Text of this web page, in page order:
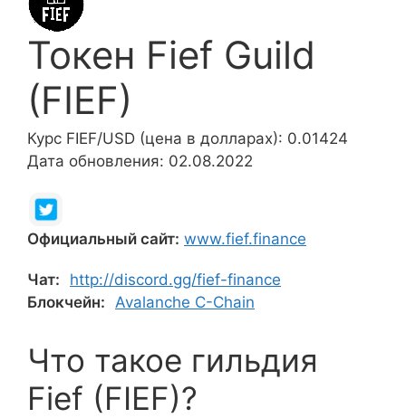
Токен Fief Guild
(FIEF)
Курс FIEF/USD (цена в долларах): 0.01424
Дата обновления: 02.08.2022
Официальный сайт: www.fief.finance
Чат:
http://discord.gg/fief-finance
Блокчейн: Avalanche C-Chain
Что такое гильдия
Fief (FIEF)?